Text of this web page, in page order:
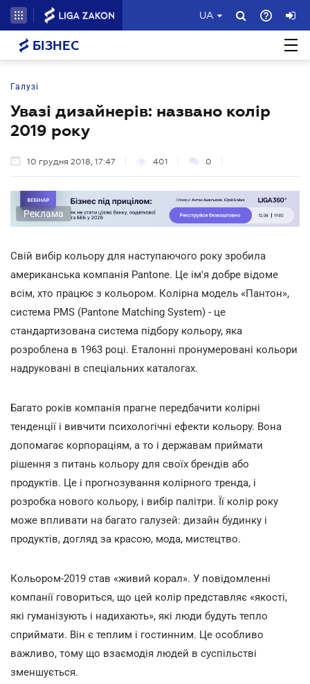
UA
БІЗНЕС
Галузі
Увазі дизайнерів: названо колір
2019 року
10 грудня 2018, 17:47 401 0
Реклама
Свій вибір кольору для наступаючого року зробила
американська компанія Pantone. Це ім'я добре відоме
всім, хто працює з кольором. Колірна модель «Пантон»,
система PMS (Pantone Matching System) - це
стандартизована система підбору кольору, яка
розроблена в 1963 році. Еталонні пронумеровані кольори
надруковані в спеціальних каталогах.
Багато років компанія прагне передбачити колірні
тенденції і вивчити психологічні ефекти кольору. Вона
допомагає корпораціям, а то і державам приймати
рішення з питань кольору для своїх брендів або
продуктів. Це і прогнозування колірного тренда, і
розробка нового кольору, і вибір палітри. Її колір року
може впливати на багато галузей: дизайн будинку і
продуктів, догляд за красою, мода, мистецтво.
Кольором-2019 став «живий корал». У повідомленні
компанії говориться, що цей колір представляє «якості,
які гуманізують і надихають», які люди будуть тепло
сприймати. Він є теплим і гостинним. Це особливо
важливо, тому що взаємодія людей в суспільстві
зменшується.